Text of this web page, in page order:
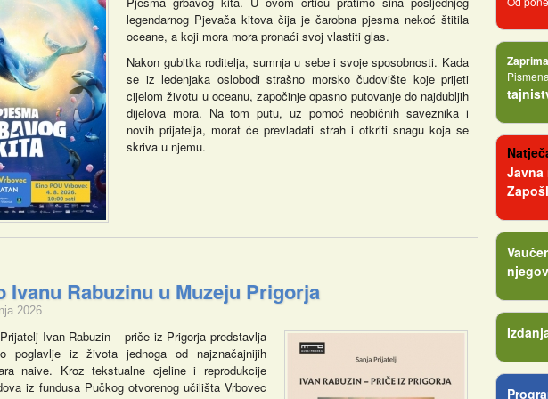
legendarnog Pjevača kitova čija je čarobna pjesma nekoć štitila
oceane, a koji mora mora pronaći svoj vlastiti glas.
Nakon gubitka roditelja, sumnja u sebe i svoje sposobnosti. Kada
se iz ledenjaka oslobodi strašno morsko čudovište koje prijeti
cijelom životu u oceanu, započinje opasno putovanje do najdubljih
dijelova mora. Na tom putu, uz pomoć neobičnih saveznika i
novih prijatelja, morat će prevladati strah i otkriti snagu koja se
skriva u njemu.
Ivanu Rabuzinu u Muzeju Prigorja
2026.
Ivan Rabuzin – priče iz Prigorja predstavlja
poglavlje iz života jednoga od najznačajnijih
naive. Kroz tekstualne cjeline i reprodukcije
iz fundusa Pučkog otvorenog učilišta Vrbovec
Javna